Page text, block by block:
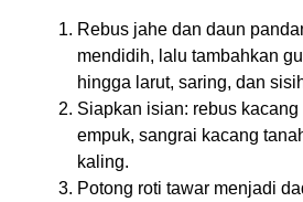
Rebus jahe dan daun
mendidih, lalu tambahkan
hingga larut, saring, dan
Siapkan isian: rebus
empuk, sangrai kacang
kaling.
Potong roti tawar menjadi